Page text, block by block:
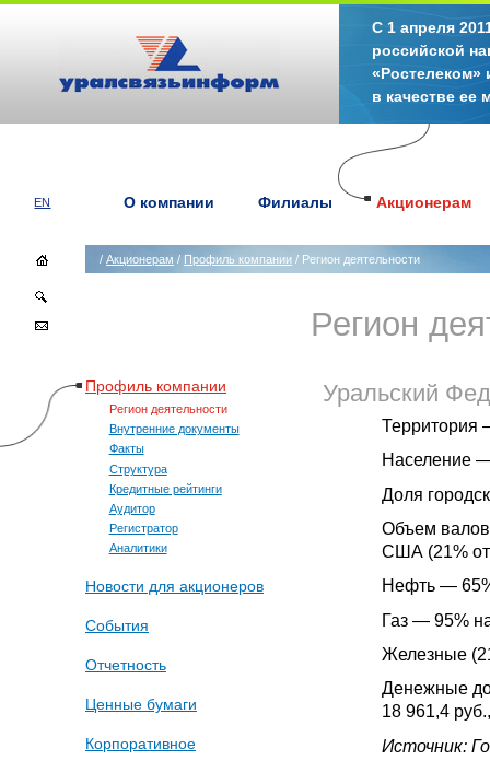
С 1 апреля
российской
«Ростелеком»
в качестве ее
EN О компании Филиалы Акционерам
/ Акционерам / Профиль компании / Регион деятельности
Профиль компании
Регион деятельности
Внутренние документы
Факты
Структура
Кредитные рейтинги
Аудитор
Регистратор
Аналитики
Новости для акционеров
События
Отчетность
Ценные бумаги
Корпоративное
Регион
Уральский
Территория
Население
Доля
Объем
США (21%
Нефть —
Газ — 95%
Железные
Денежные
18 961,4
Источник: